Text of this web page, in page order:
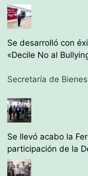
Se desarrolló con
«Decile No al
Secretaría de
Se llevó acabo la
participación de la